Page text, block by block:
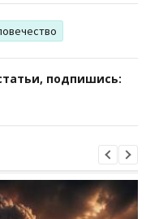
подпишись: